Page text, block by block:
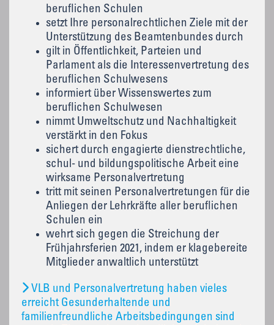
beruflichen Schulen
setzt Ihre personalrechtlichen Ziele mit der
Unterstützung des Beamtenbundes durch
gilt in Öffentlichkeit, Parteien und
Parlament als die Interessenvertretung des
beruflichen Schulwesens
informiert über Wissenswertes zum
beruflichen Schulwesen
nimmt Umweltschutz und Nachhaltigkeit
verstärkt in den Fokus
sichert durch engagierte dienstrechtliche,
schul- und bildungspolitische Arbeit eine
wirksame Personalvertretung
tritt mit seinen Personalvertretungen für die
Anliegen der Lehrkräfte aller beruflichen
Schulen ein
wehrt sich gegen die Streichung der
Frühjahrsferien 2021, indem er klagebereite
Mitglieder anwaltlich unterstützt
VLB und Personalvertretung haben vieles
erreicht Gesunderhaltende und
familienfreundliche Arbeitsbedingungen sind